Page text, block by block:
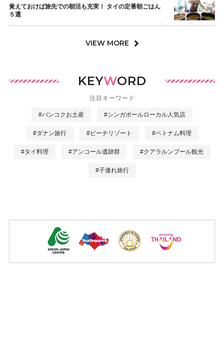
覚えておけば旅先での朝活も充実！ タイの定番朝ごはん
５選
VIEW MORE
KEYWORD
注目キーワード
#バンコクお土産 #シンガポールローカル人気店
#ダナン旅行 #ビーチリゾート #ベトナム料理
#タイ料理 #アンコール遺跡群 #クアラルンプール観光
#子連れ旅行